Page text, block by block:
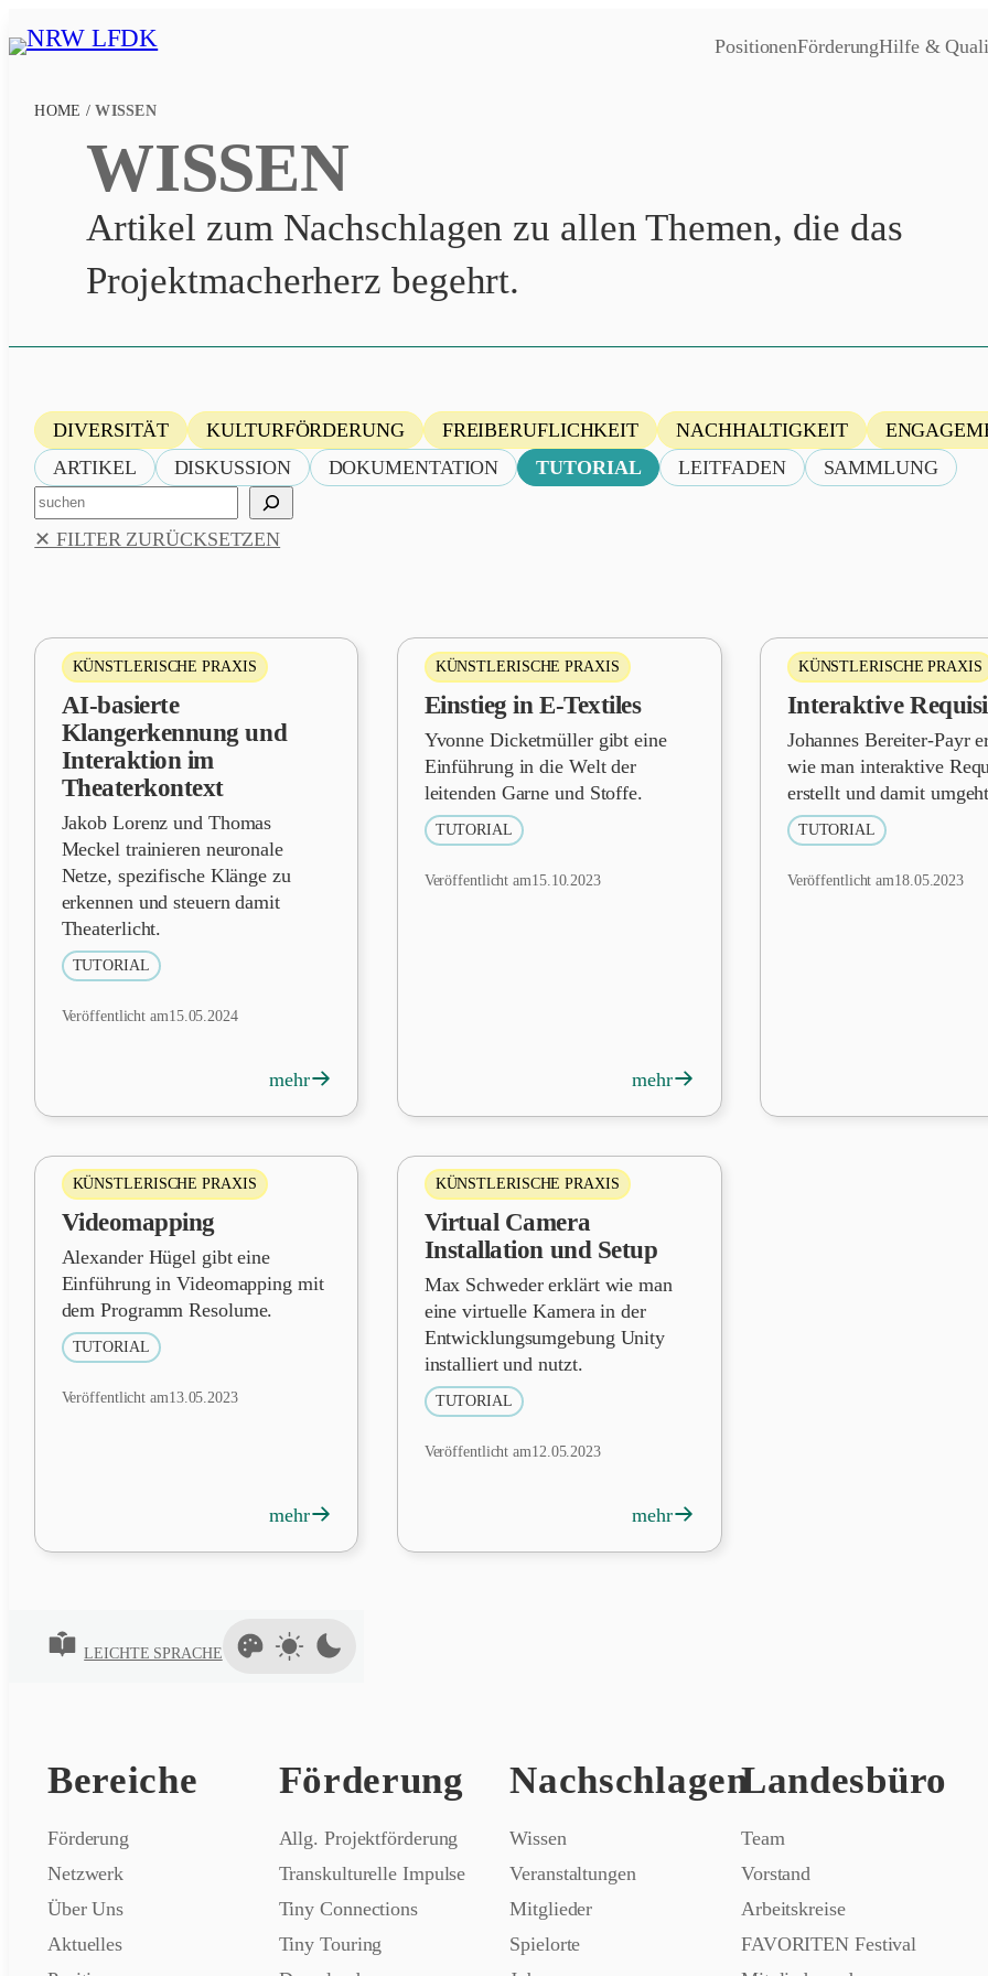
Zum
Inhalt
NRW
LFDK
PositionenFörderungHilfe &
HOME /WISSEN
WISSEN
Artikel zum Nachschlagen zu allen Themen, die das
Projektmacherherz begehrt.
Kategorie
DIVERSITÄT KULTURFÖRDERUNG FREIBERUFLICHKEIT NACHHALTIGKEIT
Format
ARTIKEL DISKUSSION DOKUMENTATION TUTORIAL LEITFADEN SAMMLUNG
Suchen
✕ FILTER ZURÜCKSETZEN
KÜNSTLERISCHE PRAXIS
AI-basierte
Klangerkennung und
Interaktion im
Theaterkontext
Jakob Lorenz und Thomas
Meckel trainieren neuronale
Netze, spezifische Klänge zu
erkennen und steuern damit
Theaterlicht.
TUTORIAL
Veröffentlicht am15.05.2024
mehr→
KÜNSTLERISCHE PRAXIS
Einstieg in E-Textiles
Yvonne Dicketmüller gibt eine
Einführung in die Welt der
leitenden Garne und Stoffe.
TUTORIAL
Veröffentlicht am15.10.2023
mehr→
KÜNSTLERISCHE PRAXIS
Interaktive
Johannes Bereiter-Payr
wie man interaktive
erstellt und damit
TUTORIAL
Veröffentlicht am18.05.2023
KÜNSTLERISCHE PRAXIS
Videomapping
Alexander Hügel gibt eine
Einführung in Videomapping mit
dem Programm Resolume.
TUTORIAL
Veröffentlicht am13.05.2023
mehr→
KÜNSTLERISCHE PRAXIS
Virtual Camera
Installation und Setup
Max Schweder erklärt wie man
eine virtuelle Kamera in der
Entwicklungsumgebung Unity
installiert und nutzt.
TUTORIAL
Veröffentlicht am12.05.2023
mehr→
LEICHTE SPRACHE
Bereiche
Förderung
Netzwerk
Über Uns
Aktuelles
Förderung
Allg. Projektförderung
Transkulturelle Impulse
Tiny Connections
Tiny Touring
Nachschlagen
Wissen
Veranstaltungen
Mitglieder
Spielorte
Landesbüro
Team
Vorstand
Arbeitskreise
FAVORITEN Festival